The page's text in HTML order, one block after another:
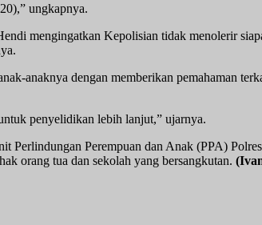
ungkapnya.
mengingatkan Kepolisian tidak menolerir
anaknya dengan memberikan pemahaman
penyelidikan lebih lanjut,” ujarnya.
Perempuan dan Anak (PPA)
orang tua dan sekolah yang bersangkutan.